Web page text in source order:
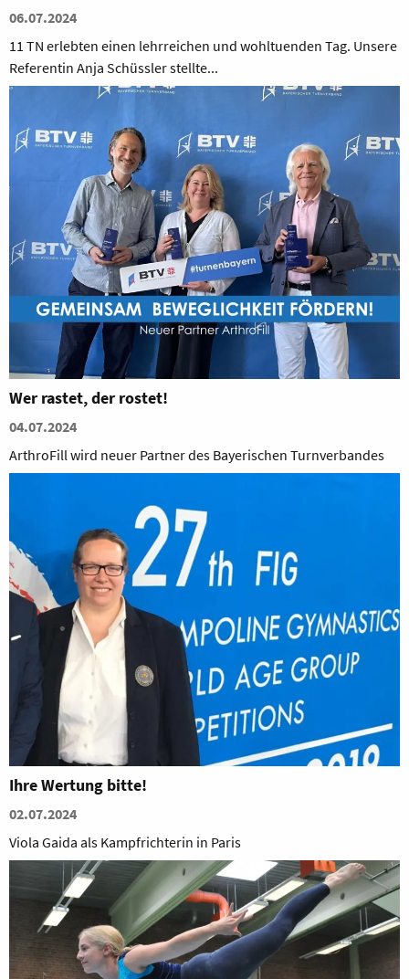
06.07.2024
11 TN erlebten einen lehrreichen und wohltuenden Tag. Unsere
Referentin Anja Schüssler stellte...
Wer rastet, der rostet!
04.07.2024
ArthroFill wird neuer Partner des Bayerischen Turnverbandes
Ihre Wertung bitte!
02.07.2024
Viola Gaida als Kampfrichterin in Paris